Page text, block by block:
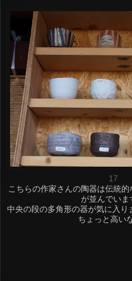
17
こちらの作家さんの陶器は伝統
が並んでいま
中央の段の多角形の器が気に入
ちょっと高い